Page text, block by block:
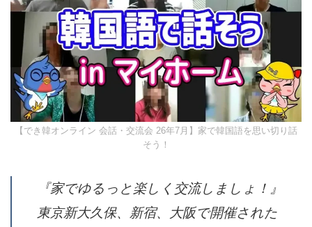
【でき韓オンライン 会話・交流会 26年7月】家で韓国語を思い切り
話そう！
『家でゆるっと楽しく交流しまし
ょ！』
【2026年10月試験】TOPIKの神 クォン先生のトピック対策講座
（オンライングループ）10回で高得点と合格を目指せ！
実績と詳細はタップ★（Ⓧを押すと、もう出ませ
ん）